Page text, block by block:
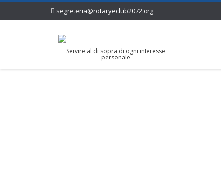
segreteria@rotaryeclub2072.org
Servire al di sopra di ogni interesse
personale